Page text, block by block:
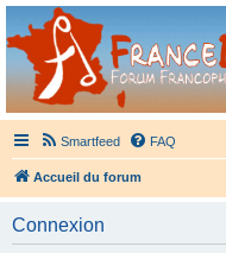
France Didgeridoo
Didgeridoo et Guimbarde sur France
Smartfeed FAQ
Accueil du forum
Connexion